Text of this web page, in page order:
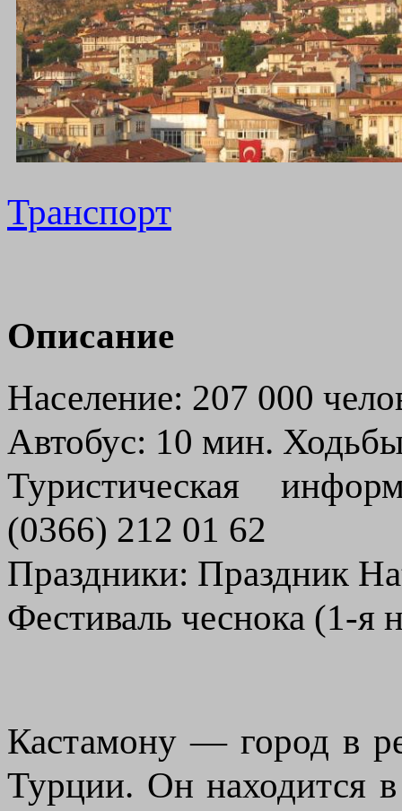
Транспорт
Описание
Население: 207 000
Автобус: 10 мин.
Туристическая
(0366) 212 01 62
Праздники: Праздник
Фестиваль чеснока (1-я
Кастамону — город в
Турции. Он находится